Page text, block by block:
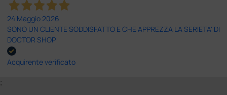
24 Maggio 2026
SONO UN CLIENTE SODDISFATTO E CHE APPREZZA LA SERIETA' DI
DOCTOR SHOP
Acquirente verificato
;